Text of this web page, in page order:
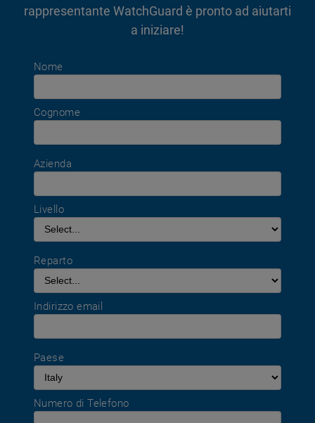
Nome
Cognome
Azienda
Livello
Reparto
Indirizzo email
Paese
Numero di Telefono
rappresentante WatchGuard è pronto ad aiutarti
a iniziare!